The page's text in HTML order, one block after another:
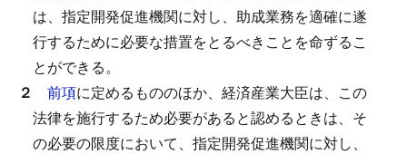
は、指定開発促進機関に対し、助成業務を適確に遂
行するために必要な措置をとるべきことを命ずるこ
とができる。
２ 前項に定めるもののほか、経済産業大臣は、この
法律を施行するため必要があると認めるときは、そ
の必要の限度において、指定開発促進機関に対し、